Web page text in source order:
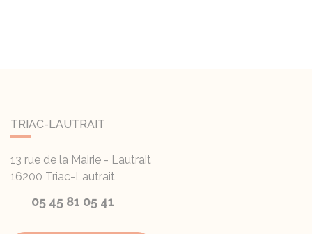
TRIAC-LAUTRAIT
13 rue de la Mairie - Lautrait
16200 Triac-Lautrait
05 45 81 05 41